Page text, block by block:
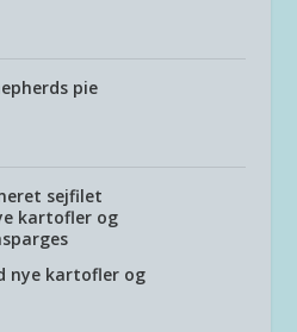
nye kartofler og